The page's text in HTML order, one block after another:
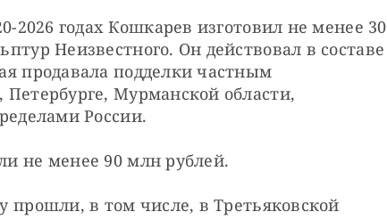
2026 годах Кошкарев изготовил не менее 30
Неизвестного. Он действовал в составе
продавала подделки частным
Мурманской области,
России.
не менее 90 млн рублей.
прошли, в том числе, в Третьяковской